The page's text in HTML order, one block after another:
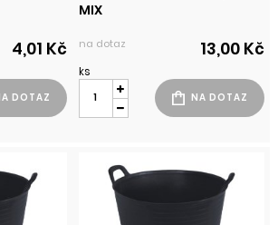
4,01 Kč
MIX
na dotaz 13,00 Kč
ks